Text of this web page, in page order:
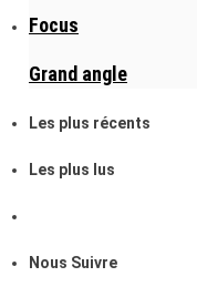
Focus
Grand angle
Les plus récents
Les plus lus
Nous Suivre